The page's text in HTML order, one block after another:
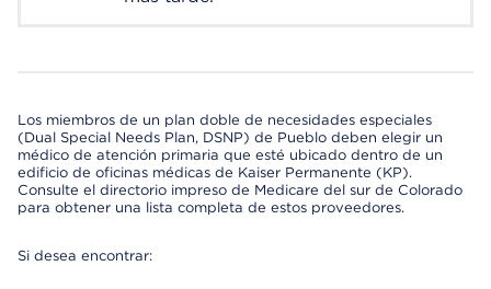
Los miembros de un plan doble de necesidades especiales
(Dual Special Needs Plan, DSNP) de Pueblo deben elegir un
médico de atención primaria que esté ubicado dentro de un
edificio de oficinas médicas de Kaiser Permanente (KP).
Consulte el directorio impreso de Medicare del sur de Colorado
para obtener una lista completa de estos proveedores.
Si desea encontrar: